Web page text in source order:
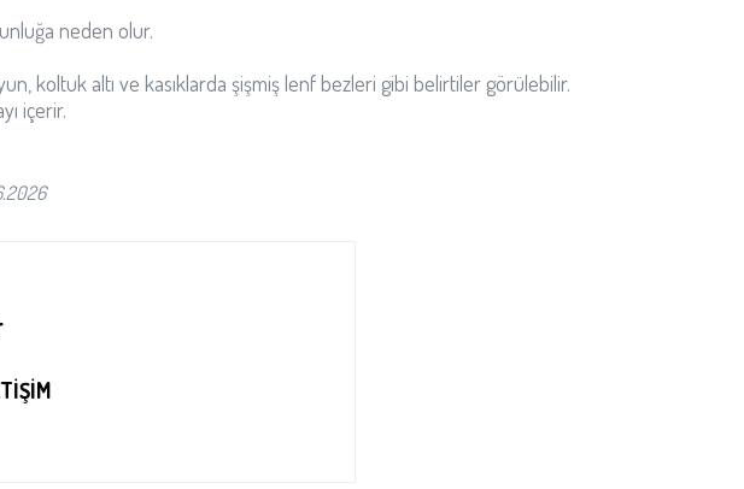
neden olur.
koltuk altı ve kasıklarda şişmiş lenf bezleri gibi belirtiler görülebilir.
içerir.